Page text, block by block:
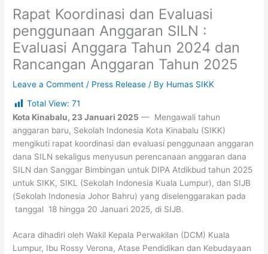
Rapat Koordinasi dan Evaluasi
penggunaan Anggaran SILN :
Evaluasi Anggara Tahun 2024 dan
Rancangan Anggaran Tahun 2025
Leave a Comment / Press Release / By Humas SIKK
Total View: 71
Kota Kinabalu, 23 Januari 2025 — Mengawali tahun
anggaran baru, Sekolah Indonesia Kota Kinabalu (SIKK)
mengikuti rapat koordinasi dan evaluasi penggunaan anggaran
dana SILN sekaligus menyusun perencanaan anggaran dana
SILN dan Sanggar Bimbingan untuk DIPA Atdikbud tahun 2025
untuk SIKK, SIKL (Sekolah Indonesia Kuala Lumpur), dan SIJB
(Sekolah Indonesia Johor Bahru) yang diselenggarakan pada
tanggal 18 hingga 20 Januari 2025, di SIJB.
Acara dihadiri oleh Wakil Kepala Perwakilan (DCM) Kuala
Lumpur, Ibu Rossy Verona, Atase Pendidikan dan Kebudayaan